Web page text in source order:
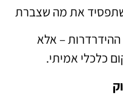
שתפסיד את מה שצברת
– אלא
כלכלי אמיתי.